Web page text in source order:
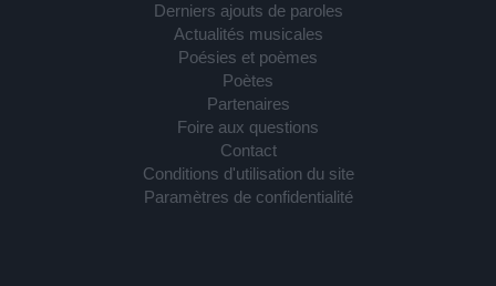
Derniers ajouts de paroles
Actualités musicales
Poésies et poèmes
Poètes
Partenaires
Foire aux questions
Contact
Conditions d'utilisation du site
Paramètres de confidentialité